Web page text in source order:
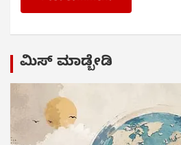
ಮಿಸ್ ಮಾಡ್ಬೇಡಿ